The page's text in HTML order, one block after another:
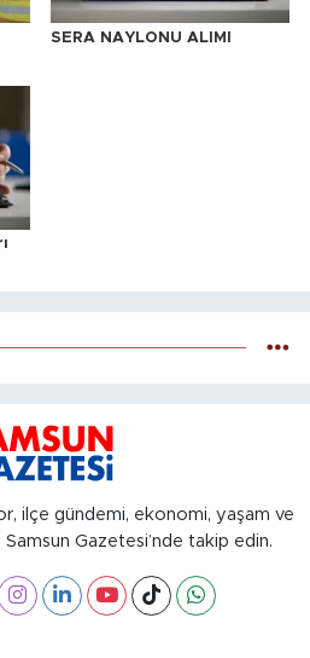
SERA NAYLONU ALIMI
ilçe gündemi, ekonomi, yaşam ve
Gazetesi’nde takip edin.